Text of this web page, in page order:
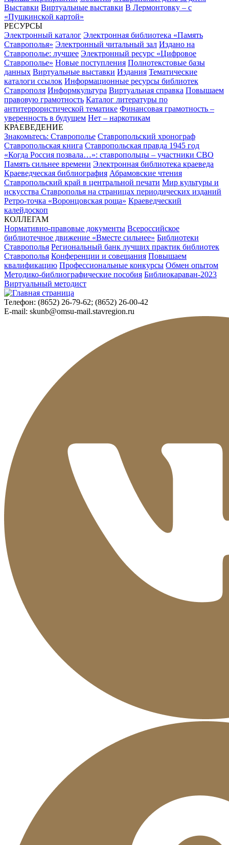
Выставки Виртуальные выставки В Лермонтовку – с
«Пушкинской картой»
РЕСУРСЫ
Электронный каталог Электронная библиотека «Память
Ставрополья» Электронный читальный зал Издано на
Ставрополье: лучшее Электронный ресурс «Цифровое
Ставрополье» Новые поступления Полнотекстовые базы
данных Виртуальные выставки Издания Тематические
каталоги ссылок Информационные ресурсы библиотек
Ставрополя Информкультура Виртуальная справка Повышаем
правовую грамотность Каталог литературы по
антитеррористической тематике Финансовая грамотность –
уверенность в будущем Нет – наркотикам
КРАЕВЕДЕНИЕ
Знакомьтесь: Ставрополье Ставропольский хронограф
Ставропольская книга Ставропольская правда 1945 год
«Когда Россия позвала…»: ставропольцы – участники СВО
Память сильнее времени Электронная библиотека краеведа
Краеведческая библиография Абрамовские чтения
Ставропольский край в центральной печати Мир культуры и
искусства Ставрополья на страницах периодических изданий
Ретро-точка «Воронцовская роща» Краеведческий
калейдоскоп
КОЛЛЕГАМ
Нормативно-правовые документы Всероссийское
библиотечное движение «Вместе сильнее» Библиотеки
Ставрополья Региональный банк лучших практик библиотек
Ставрополья Конференции и совещания Повышаем
квалификацию Профессиональные конкурсы Обмен опытом
Методико-библиографические пособия Библиокараван-2023
Виртуальный методист
Телефон: (8652) 26-79-62; (8652) 26-00-42
E-mail: skunb@omsu-mail.stavregion.ru